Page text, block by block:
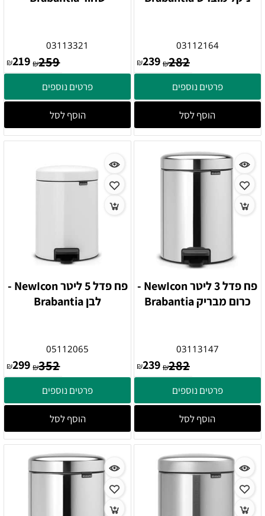
03112164
₪282
₪239
פרטים נוספים
הוסף לסל
03113321
₪259
₪219
פרטים נוספים
הוסף לסל
פח פדל 3 ליטר NewIcon -
כרום מבריק Brabantia
03113147
₪282
₪239
פרטים נוספים
הוסף לסל
פח פדל 5 ליטר NewIcon -
לבן Brabantia
05112065
₪352
₪299
פרטים נוספים
הוסף לסל